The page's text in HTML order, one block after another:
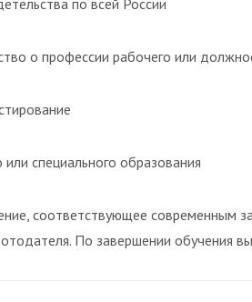
по всей России
о профессии рабочего или
специального образования
соответствующее
По завершении обучения